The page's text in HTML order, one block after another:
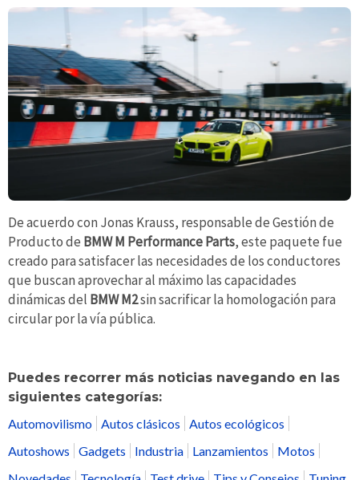
De acuerdo con Jonas Krauss, responsable de Gestión de
Producto de BMW M Performance Parts, este paquete fue
creado para satisfacer las necesidades de los conductores
que buscan aprovechar al máximo las capacidades
dinámicas del BMW M2sin sacrificar la homologación para
circular por la vía pública.
Puedes recorrer más noticias navegando en las
siguientes categorías:
Automovilismo Autos clásicos
Autos ecológicos
Autoshows
Gadgets Industria Lanzamientos
Motos